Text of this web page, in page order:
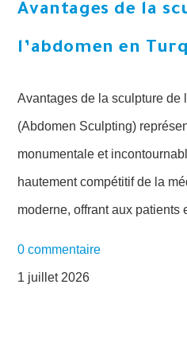
Avantages de la
l’abdomen en
Avantages de la sculpture de
(Abdomen Sculpting)
monumentale et
hautement compétitif de la
moderne, offrant aux
0 commentaire
1 juillet 2026